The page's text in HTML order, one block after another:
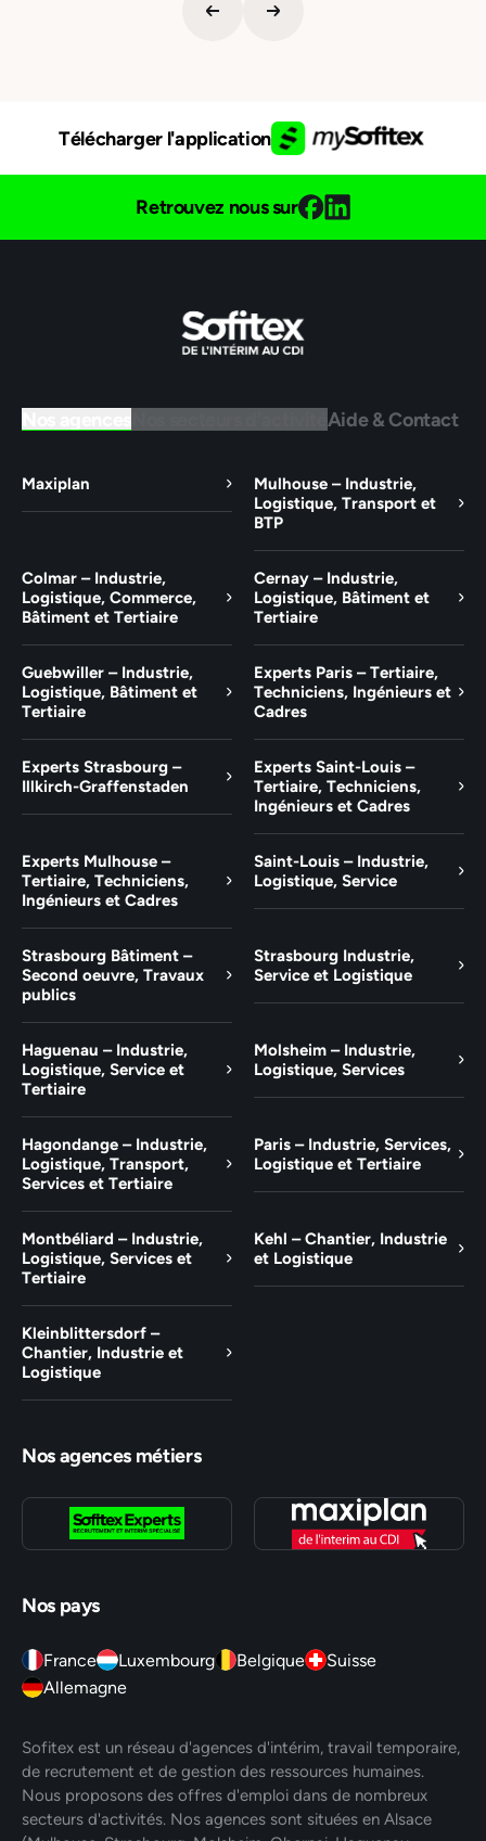
Télécharger l'application
Retrouvez nous sur
Aide & Contact
Maxiplan
Mulhouse – Industrie,
Logistique, Transport et
BTP
Colmar – Industrie,
Logistique, Commerce,
Bâtiment et Tertiaire
Cernay – Industrie,
Logistique, Bâtiment et
Tertiaire
Guebwiller – Industrie,
Logistique, Bâtiment et
Tertiaire
Experts Paris – Tertiaire,
Techniciens, Ingénieurs et
Cadres
Experts Strasbourg –
Illkirch-Graffenstaden
Experts Saint-Louis –
Tertiaire, Techniciens,
Ingénieurs et Cadres
Experts Mulhouse –
Tertiaire, Techniciens,
Ingénieurs et Cadres
Saint-Louis – Industrie,
Logistique, Service
Strasbourg Bâtiment –
Second oeuvre, Travaux
publics
Strasbourg Industrie,
Service et Logistique
Haguenau – Industrie,
Logistique, Service et
Tertiaire
Molsheim – Industrie,
Logistique, Services
Hagondange – Industrie,
Logistique, Transport,
Services et Tertiaire
Paris – Industrie, Services,
Logistique et Tertiaire
Montbéliard – Industrie,
Logistique, Services et
Tertiaire
Kehl – Chantier, Industrie
et Logistique
Kleinblittersdorf –
Chantier, Industrie et
Logistique
Nos agences métiers
Nos pays
France Luxembourg Belgique
Suisse
Allemagne
Sofitex est un réseau d'agences d'intérim, travail temporaire,
de recrutement et de gestion des ressources humaines.
Nous proposons des offres d'emploi dans de nombreux
secteurs d'activités. Nos agences sont situées en Alsace